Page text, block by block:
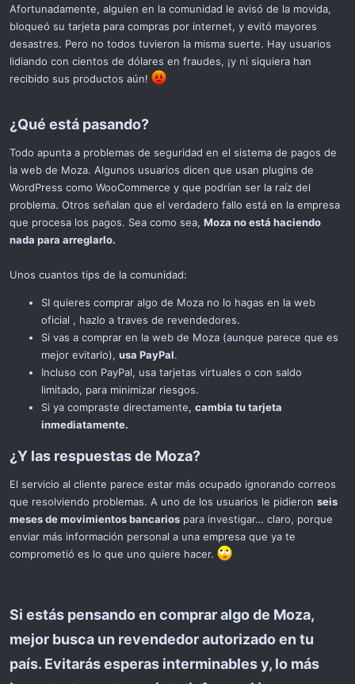
Afortunadamente, alguien en la comunidad le avisó de la movida,
bloqueó su tarjeta para compras por internet, y evitó mayores
desastres. Pero no todos tuvieron la misma suerte. Hay usuarios
lidiando con cientos de dólares en fraudes, ¡y ni siquiera han
recibido sus productos aún!
¿Qué está pasando?​
Todo apunta a problemas de seguridad en el sistema de pagos de
la web de Moza. Algunos usuarios dicen que usan plugins de
WordPress como WooCommerce y que podrían ser la raíz del
problema. Otros señalan que el verdadero fallo está en la empresa
que procesa los pagos. Sea como sea, Moza no está haciendo
nada para arreglarlo.
Unos cuantos tips de la comunidad:
SI quieres comprar algo de Moza no lo hagas en la web
oficial , hazlo a traves de revendedores.
Si vas a comprar en la web de Moza (aunque parece que es
mejor evitarlo), usa PayPal.
Incluso con PayPal, usa tarjetas virtuales o con saldo
limitado, para minimizar riesgos.
Si ya compraste directamente, cambia tu tarjeta
inmediatamente.
¿Y las respuestas de Moza?​
El servicio al cliente parece estar más ocupado ignorando correos
que resolviendo problemas. A uno de los usuarios le pidieron seis
meses de movimientos bancarios para investigar… claro, porque
enviar más información personal a una empresa que ya te
comprometió es lo que uno quiere hacer.
Si estás pensando en comprar algo de Moza,
mejor busca un revendedor autorizado en tu
país. Evitarás esperas interminables y, lo más